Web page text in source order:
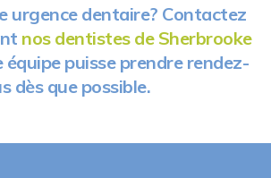
urgence dentaire? Contactez
nos dentistes de Sherbrooke
puisse prendre rendez-
dès que possible.